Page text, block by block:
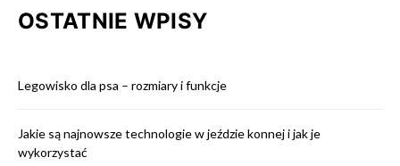
OSTATNIE WPISY
Legowisko dla psa – rozmiary i funkcje
Jakie są najnowsze technologie w jeździe konnej i jak je
wykorzystać